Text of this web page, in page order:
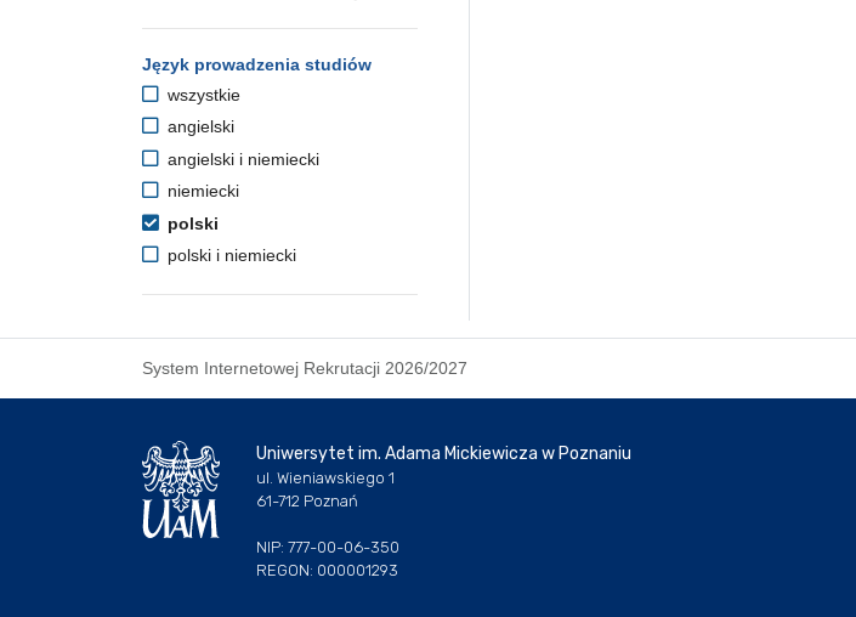
Język prowadzenia studiów
wszystkie
angielski
angielski i niemiecki
niemiecki
polski
polski i niemiecki
System Internetowej Rekrutacji 2026/2027
Uniwersytet im. Adama Mickiewicza w Poznaniu
ul. Wieniawskiego 1
61-712 Poznań
NIP: 777-00-06-350
REGON: 000001293